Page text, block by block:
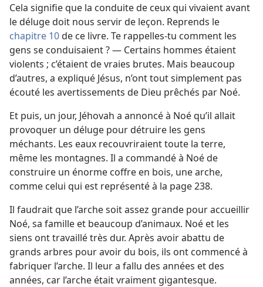
Cela signifie que la conduite de ceux qui vivaient avant
le déluge doit nous servir de leçon. Reprends le
chapitre 10de ce livre. Te rappelles-​tu comment les
gens se conduisaient ? — Certains hommes étaient
violents ; c’étaient de vraies brutes. Mais beaucoup
d’autres, a expliqué Jésus, n’ont tout simplement pas
écouté les avertissements de Dieu prêchés par Noé.
Et puis, un jour, Jéhovah a annoncé à Noé qu’il allait
provoquer un déluge pour détruire les gens
méchants. Les eaux recouvriraient toute la terre,
même les montagnes. Il a commandé à Noé de
construire un énorme coffre en bois, une arche,
comme celui qui est représenté à la page 238.
Il faudrait que l’arche soit assez grande pour accueillir
Noé, sa famille et beaucoup d’animaux. Noé et les
siens ont travaillé très dur. Après avoir abattu de
grands arbres pour avoir du bois, ils ont commencé à
fabriquer l’arche. Il leur a fallu des années et des
années, car l’arche était vraiment gigantesque.